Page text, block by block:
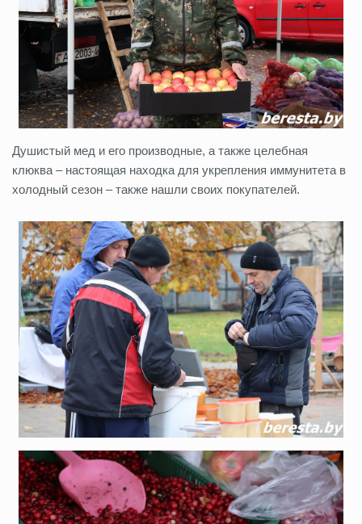
Душистый мед и его производные, а также целебная
клюква – настоящая находка для укрепления иммунитета в
холодный сезон – также нашли своих покупателей.